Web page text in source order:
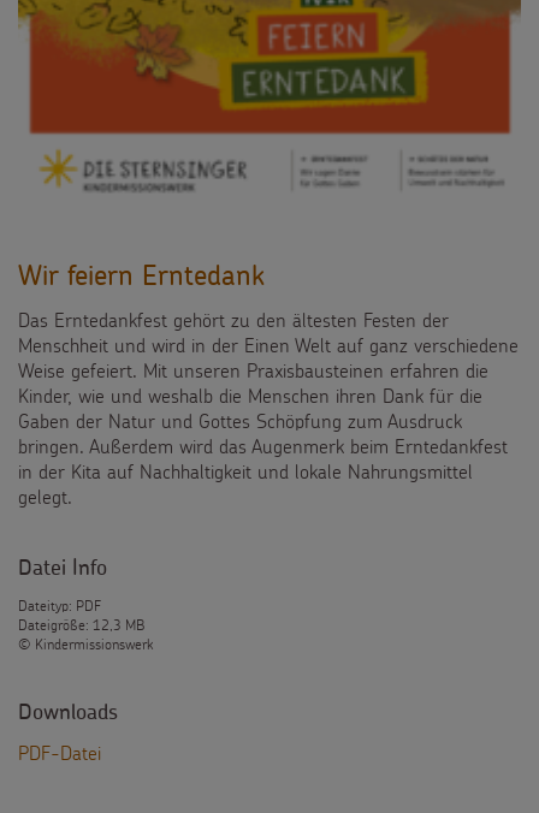
Wir feiern Erntedank
Das Erntedankfest gehört zu den ältesten Festen der
Menschheit und wird in der Einen Welt auf ganz verschiedene
Weise gefeiert. Mit unseren Praxisbausteinen erfahren die
Kinder, wie und weshalb die Menschen ihren Dank für die
Gaben der Natur und Gottes Schöpfung zum Ausdruck
bringen. Außerdem wird das Augenmerk beim Erntedankfest
in der Kita auf Nachhaltigkeit und lokale Nahrungsmittel
gelegt.
Datei Info
Dateityp: PDF
Dateigröße: 12,3 MB
© Kindermissionswerk
Downloads
PDF-Datei